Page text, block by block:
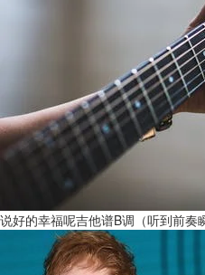
说好的幸福呢吉他谱B调（听到前奏